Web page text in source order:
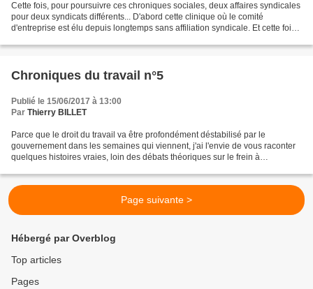
Cette fois, pour poursuivre ces chroniques sociales, deux affaires syndicales
pour deux syndicats différents... D'abord cette clinique où le comité
d'entreprise est élu depuis longtemps sans affiliation syndicale. Et cette fois
Chroniques du travail n°5
Publié le 15/06/2017 à 13:00
Par Thierry BILLET
Parce que le droit du travail va être profondément déstabilisé par le
gouvernement dans les semaines qui viennent, j'ai l'envie de vous raconter
quelques histoires vraies, loin des débats théoriques sur le frein à
Page suivante >
Hébergé par Overblog
Top articles
Pages